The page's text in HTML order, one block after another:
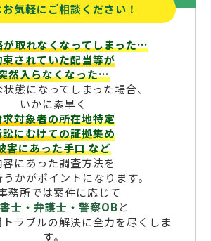
気軽にご相談ください！
が取れなくなってしまった…
束されていた配当等が
然入らなくなった…
態になってしまった場合、
いかに素早く
求対象者の所在地特定
訟にむけての証拠集め
害にあった手口など
容にあった調査方法を
かがポイントになります。
務所では案件に応じて
士・弁護士・警察OBと
ラブルの解決に全力を尽くしま
す。